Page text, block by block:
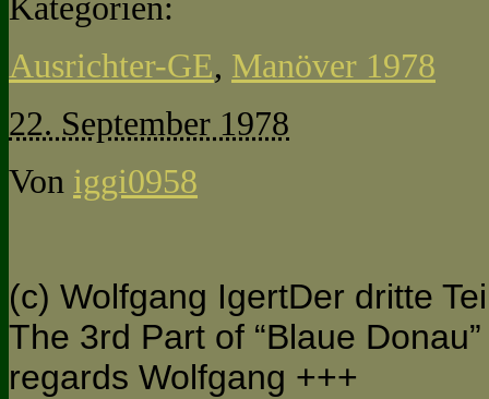
Kategorien:
Ausrichter-GE, Manöver 1978
22. September 1978
Von iggi0958
(c) Wolfgang IgertDer dritte
The 3rd Part of “Blaue
regards Wolfgang +++